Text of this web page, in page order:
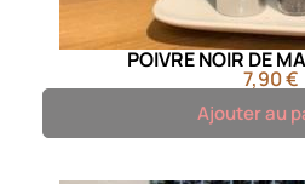
POIVRE NOIR DE
7,90 €
Ajouter au